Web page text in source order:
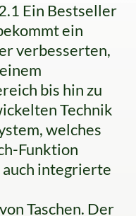
Ein Bestseller
ein
verbesserten,
bis hin zu
Technik
welches
Funktion
integrierte
Taschen. Der